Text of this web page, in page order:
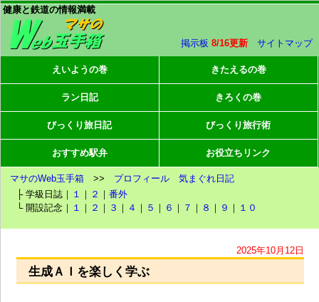
健康と鉄道の情報満載
掲示板 8/16更新 サイトマップ
えいようの巻 きたえるの巻
ラン日記 きろくの巻
びっくり旅日記 びっくり旅行術
おすすめ駅弁 お役立ちリンク
マサのWeb玉手箱 >> プロフィール
気まぐれ日記
├ 学級日誌｜ １ ｜ ２ ｜番外
└ 開設記念｜ １ ｜ ２ ｜ ３ ｜ ４ ｜ ５ ｜ ６ ｜ ７ ｜ ８ ｜ ９ ｜ １０
2025年10月12日
生成ＡＩを楽しく学ぶ